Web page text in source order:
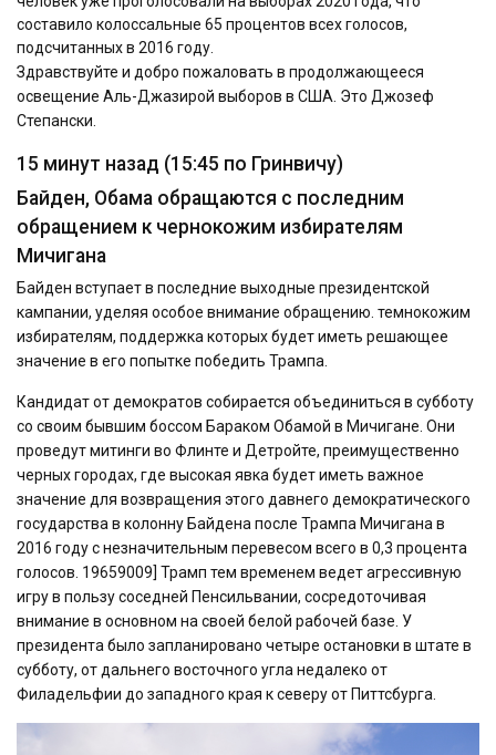
составило колоссальные 65 процентов всех голосов,
подсчитанных в 2016 году.
Здравствуйте и добро пожаловать в продолжающееся
освещение Аль-Джазирой выборов в США. Это Джозеф
Степански.
15 минут назад (15:45 по Гринвичу)
Байден, Обама обращаются с последним
обращением к чернокожим избирателям
Мичигана
Байден вступает в последние выходные президентской
кампании, уделяя особое внимание обращению. темнокожим
избирателям, поддержка которых будет иметь решающее
значение в его попытке победить Трампа.
Кандидат от демократов собирается объединиться в субботу
со своим бывшим боссом Бараком Обамой в Мичигане. Они
проведут митинги во Флинте и Детройте, преимущественно
черных городах, где высокая явка будет иметь важное
значение для возвращения этого давнего демократического
государства в колонну Байдена после Трампа Мичигана в
2016 году с незначительным перевесом всего в 0,3 процента
голосов. 19659009] Трамп тем временем ведет агрессивную
игру в пользу соседней Пенсильвании, сосредоточивая
внимание в основном на своей белой рабочей базе. У
президента было запланировано четыре остановки в штате в
субботу, от дальнего восточного угла недалеко от
Филадельфии до западного края к северу от Питтсбурга.